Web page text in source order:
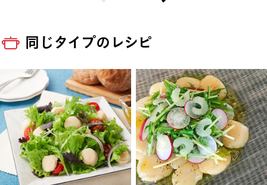
同じタイプのレシピ